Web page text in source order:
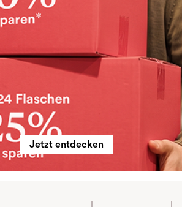
Jetzt entdecken